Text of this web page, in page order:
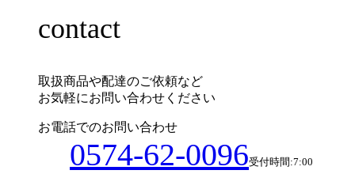
contact
取扱商品や配達のご依頼など
お気軽にお問い合わせください
お電話でのお問い合わせ
0574-62-0096受付時間:7:00